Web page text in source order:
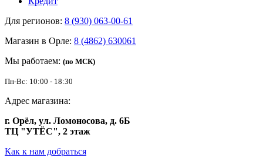
Для регионов: 8 (930) 063-00-61
Магазин в Орле: 8 (4862) 630061
Мы работаем: (по МСК)
Пн-Вс: 10:00 - 18:30
Адрес магазина:
г. Орёл, ул. Ломоносова, д. 6Б
ТЦ "УТЁС", 2 этаж
Как к нам добраться